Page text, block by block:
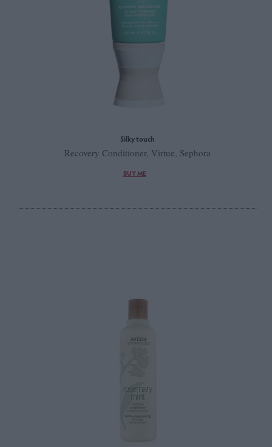
Silky touch
Recovery Conditioner, Virtue, Sephora
BUY ME